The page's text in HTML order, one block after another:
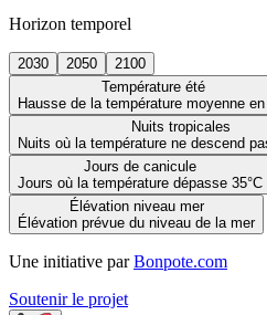
Horizon temporel
2030 2050
2100
Température été
Hausse de la température moyenne
Nuits tropicales
Nuits où la température ne descend
Jours de canicule
Jours où la température dépasse 35°C
Élévation niveau mer
Élévation prévue du niveau de la mer
Une initiative par Bonpote.com
Soutenir le projet